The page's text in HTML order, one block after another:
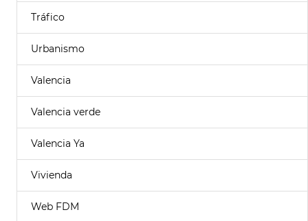
Tráfico
Urbanismo
Valencia
Valencia verde
Valencia Ya
Vivienda
Web FDM